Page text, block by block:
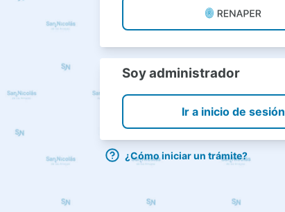
Soy administrador
Ir a inicio de sesión
¿Cómo iniciar un trámite?